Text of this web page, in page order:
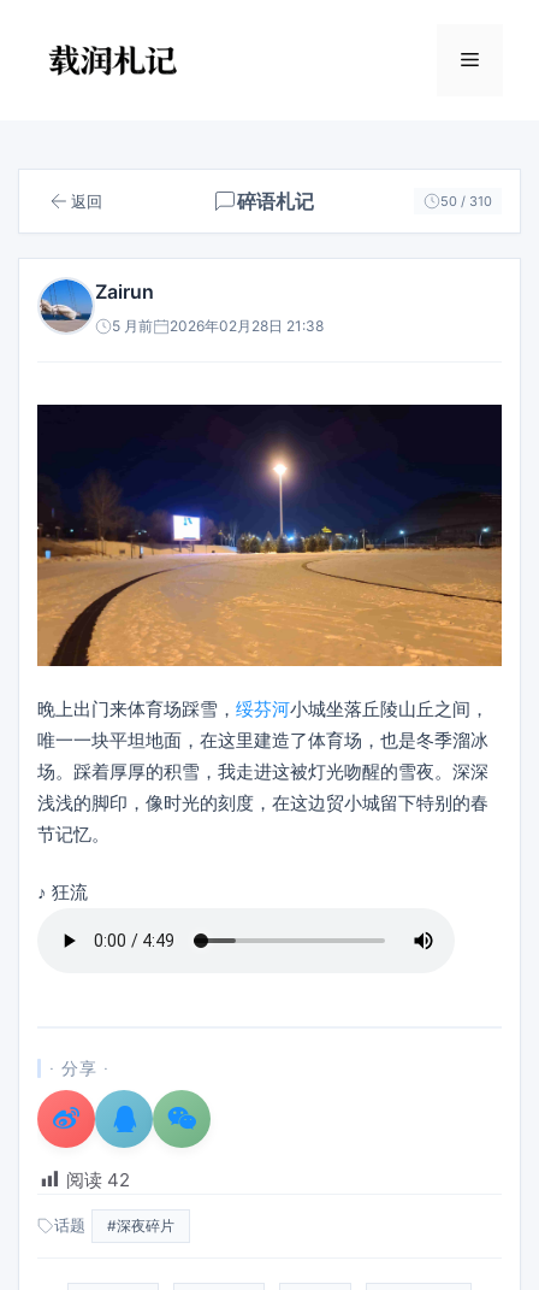
菜
返回 碎语札记 50 / 310
Zairun
5 月前 2026年02月28日 21:38
晚上出门来体育场踩雪， 绥芬河小城坐落丘陵山丘之间，
唯一一块平坦地面，在这里建造了体育场，也是冬季溜冰
场。踩着厚厚的积雪，我走进这被灯光吻醒的雪夜。深深
浅浅的脚印，像时光的刻度，在这边贸小城留下特别的春
节记忆。
♪ 狂流
· 分享 ·
阅读 42
话题 #深夜碎片